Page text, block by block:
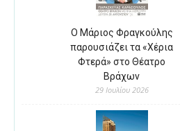
Ο Μάριος Φραγκούλης
παρουσιάζει τα «Χέρια
Φτερά» στο Θέατρο
Βράχων
29 Ιουλίου 2026